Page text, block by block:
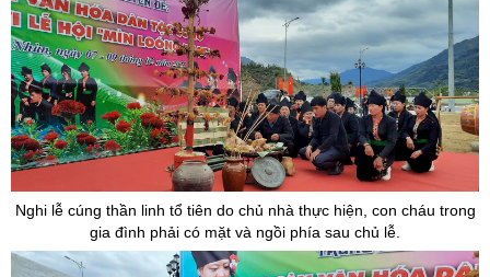
Nghi lễ cúng thần linh tổ tiên do chủ nhà thực hiện, con cháu trong
gia đình phải có mặt và ngồi phía sau chủ lễ.